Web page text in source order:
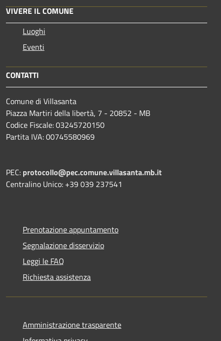
VIVERE IL COMUNE
Luoghi
Eventi
CONTATTI
Comune di Villasanta
Piazza Martiri della libertà, 7 - 20852 - MB
Codice Fiscale: 03245720150
Partita IVA: 00745580969
PEC: protocollo@pec.comune.villasanta.mb.it
Centralino Unico: +39 039 237541
Prenotazione appuntamento
Segnalazione disservizio
Leggi le FAQ
Richiesta assistenza
Amministrazione trasparente